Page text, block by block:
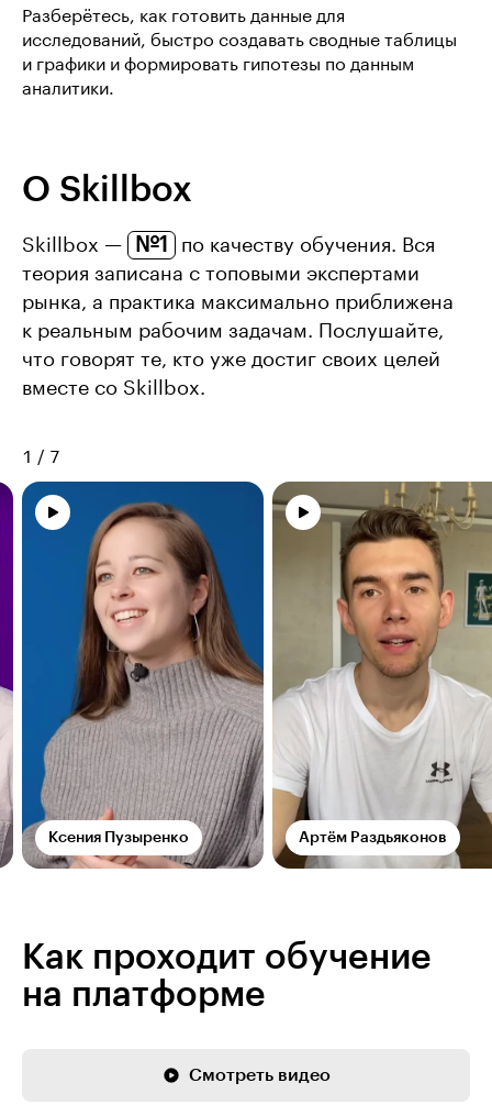
Разберётесь, как готовить данные для
исследований, быстро создавать сводные таблицы
и графики и формировать гипотезы по данным
аналитики.
О Skillbox
Skillbox — №1
по качеству обучения. Вся
теория записана с топовыми экспертами
рынка, а практика максимально приближена
к реальным рабочим задачам. Послушайте,
что говорят те, кто уже достиг своих целей
вместе со Skillbox.
1 / 7
Ксения Пузыренко Артём Раздьяконов
Как проходит обучение
на платформе
Смотреть видео